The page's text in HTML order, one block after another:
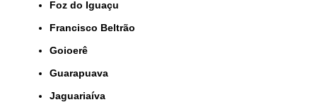
Foz do Iguaçu
Francisco Beltrão
Goioerê
Guarapuava
Jaguariaíva